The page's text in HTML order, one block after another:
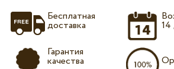
Бесплатная
доставка
Гарантия
качества
14